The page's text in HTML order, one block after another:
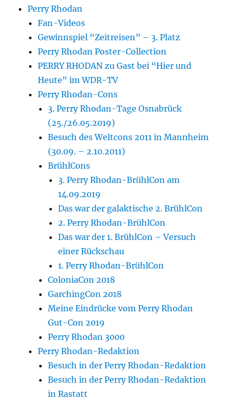
Perry Rhodan
Fan-Videos
Gewinnspiel “Zeitreisen” – 3. Platz
Perry Rhodan Poster-Collection
PERRY RHODAN zu Gast bei “Hier und
Heute” im WDR-TV
Perry Rhodan-Cons
3. Perry Rhodan-Tage Osnabrück
(25./26.05.2019)
Besuch des Weltcons 2011 in Mannheim
(30.09. – 2.10.2011)
BrühlCons
3. Perry Rhodan-BrühlCon am
14.09.2019
Das war der galaktische 2. BrühlCon
2. Perry Rhodan-BrühlCon
Das war der 1. BrühlCon – Versuch
einer Rückschau
1. Perry Rhodan-BrühlCon
ColoniaCon 2018
GarchingCon 2018
Meine Eindrücke vom Perry Rhodan
Gut-Con 2019
Perry Rhodan 3000
Perry Rhodan-Redaktion
Besuch in der Perry Rhodan-Redaktion
Besuch in der Perry Rhodan-Redaktion
in Rastatt